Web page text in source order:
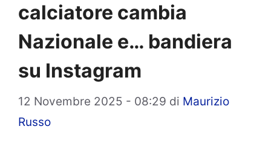
calciatore cambia
Nazionale e… bandiera
su Instagram
12 Novembre 2025 - 08:29 di Maurizio
Russo